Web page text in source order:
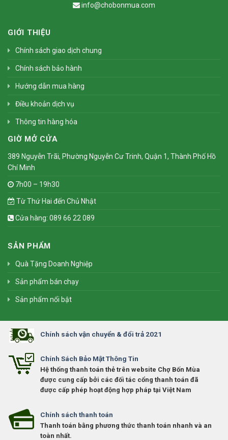
info@chobonmua.com
GIỚI THIỆU
Chính sách giao dịch chung
Chính sách bảo hành
Hướng dẫn mua hàng
Điều khoản dịch vụ
Thông tin hàng hóa
GIỜ MỞ CỬA
389 Nguyễn Trãi, Phường Nguyễn Cư Trinh, Quận 1, Thành Phố Hồ
Chí Minh
7h00 – 19h30
Từ Thứ Hai đến Chủ Nhật
Cửa hàng: 089 66 22 089
SẢN PHẨM
Quà Tặng Doanh Nghiệp
Sản phẩm bán chạy
Sản phẩm nổi bật
Chính sách vận chuyển & đổi trả 2021
Chính Sách Bảo Mật Thông Tin
Hệ thống thanh toán thẻ trên website Chợ Bốn Mùa
được cung cấp bởi các đối tác cổng thanh toán đã
được cấp phép hoạt động hợp pháp tại Việt Nam
Chính sách thanh toán
Thanh toán bằng phương thức thanh toán nhanh và an
toàn nhất.